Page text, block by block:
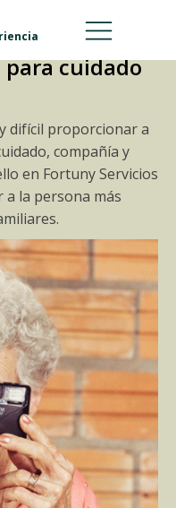
cuidado
difícil proporcionar a
compañía y
en Fortuny Servicios
a la persona más